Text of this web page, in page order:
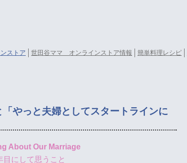
ストア 世田谷ママ オンラインストア情報 簡単料理レシピ
やっと夫婦としてスタートラインに
About Our Marriage
目にして思うこと